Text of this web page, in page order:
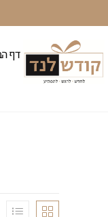
דף